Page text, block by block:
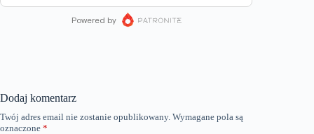
Dodaj komentarz
Twój adres email nie zostanie opublikowany. Wymagane pola są
oznaczone *